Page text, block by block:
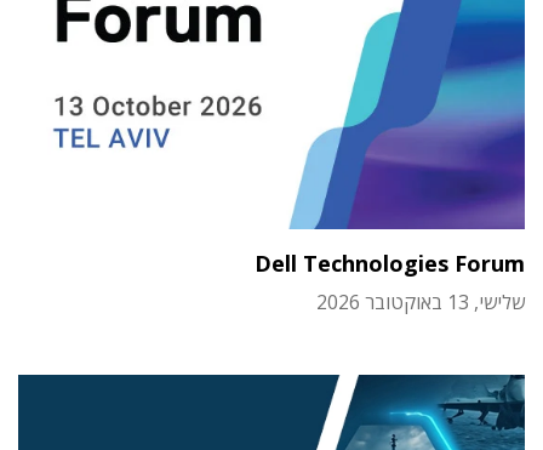
Dell Technologies Forum
שלישי, 13 באוקטובר 2026